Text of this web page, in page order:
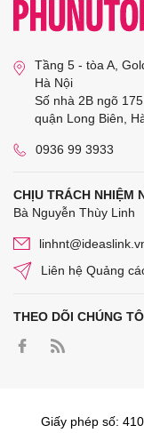
Tầng 5 - tòa A,
Hà Nội
Số nhà 2B ngõ
quận Long Biên,
0936 99 3933
CHỊU TRÁCH NHIỆM
Bà Nguyễn Thùy Linh
Liên hệ Quảng
THEO DÕI CHÚNG
Giấy phép số: